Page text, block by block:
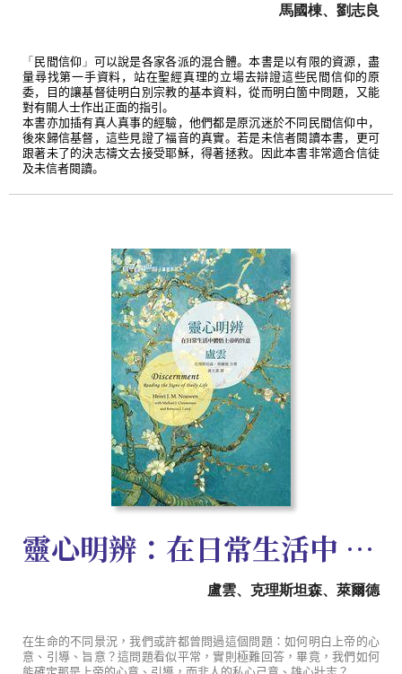
馬國棟、劉志良
「 民間信仰 」 可以說是各家各派的混合體。本書是以有限的資源，盡
量尋找第一手資料，站在聖經真理的立場去辯證這些民間信仰的原
委，目的讓基督徒明白別宗教的基本資料，從而明白箇中問題，又能
對有關人士作出正面的指引。
本書亦加插有真人真事的經驗，他們都是原沉迷於不同民間信仰中，
後來歸信基督，這些見證了福音的真實。若是未信者閱讀本書，更可
跟著未了的決志禱文去接受耶穌，得著拯救。因此本書非常適合信徒
及未信者閱讀。
靈心明辨：在日常生活中 體悟上帝的旨意
盧雲、克理斯坦森、萊爾德
在生命的不同景況，我們或許都曾問過這個問題：如何明白上帝的心
意、引導、旨意？這問題看似平常，實則極難回答，畢竟，我們如何